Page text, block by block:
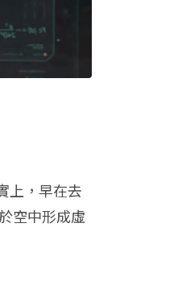
上，早在去
空中形成虛